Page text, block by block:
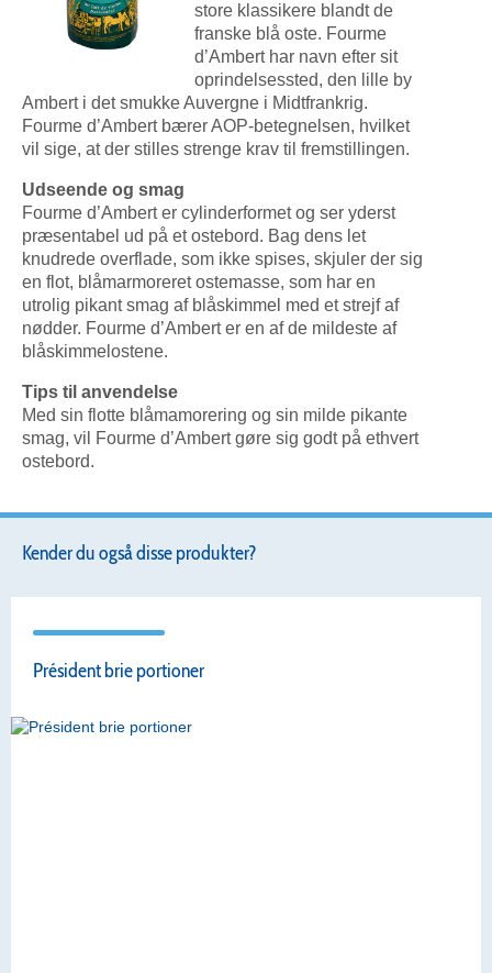
store klassikere blandt de
franske blå oste. Fourme
d’Ambert har navn efter sit
oprindelsessted, den lille by
Ambert i det smukke Auvergne i Midtfrankrig.
Fourme d’Ambert bærer AOP-betegnelsen, hvilket
vil sige, at der stilles strenge krav til fremstillingen.
Udseende og smag
Fourme d’Ambert er cylinderformet og ser yderst
præsentabel ud på et ostebord. Bag dens let
knudrede overflade, som ikke spises, skjuler der sig
en flot, blåmarmoreret ostemasse, som har en
utrolig pikant smag af blåskimmel med et strejf af
nødder. Fourme d’Ambert er en af de mildeste af
blåskimmelostene.
Tips til anvendelse
Med sin flotte blåmamorering og sin milde pikante
smag, vil Fourme d’Ambert gøre sig godt på ethvert
ostebord.
Kender du også disse produkter?
Président brie portioner